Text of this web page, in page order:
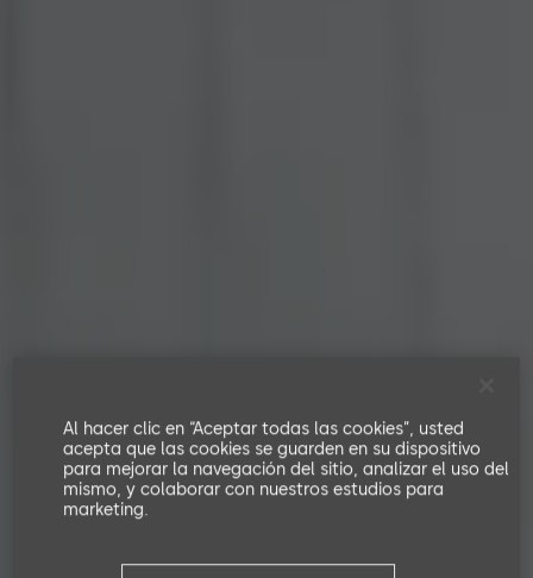
Al hacer clic en “Aceptar todas las cookies”, usted
acepta que las cookies se guarden en su dispositivo
para mejorar la navegación del sitio, analizar el uso del
mismo, y colaborar con nuestros estudios para
marketing.